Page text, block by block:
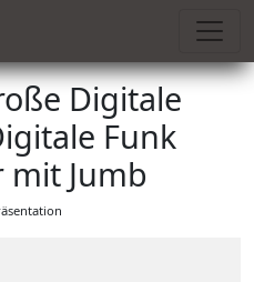
Digitale
Funk
Jumb